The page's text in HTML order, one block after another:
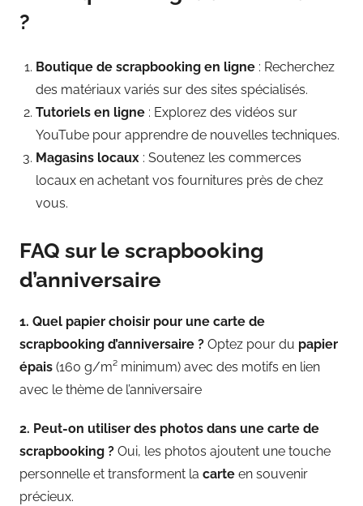
?
Boutique de scrapbooking en ligne : Recherchez
des matériaux variés sur des sites spécialisés.
Tutoriels en ligne : Explorez des vidéos sur
YouTube pour apprendre de nouvelles techniques.
Magasins locaux : Soutenez les commerces
locaux en achetant vos fournitures près de chez
vous.
FAQ sur le scrapbooking
d’anniversaire
1. Quel papier choisir pour une carte de
scrapbooking d’anniversaire ? Optez pour du papier
épais (160 g/m² minimum) avec des motifs en lien
avec le thème de l’anniversaire
2. Peut-on utiliser des photos dans une carte de
scrapbooking ? Oui, les photos ajoutent une touche
personnelle et transforment la carte en souvenir
précieux.